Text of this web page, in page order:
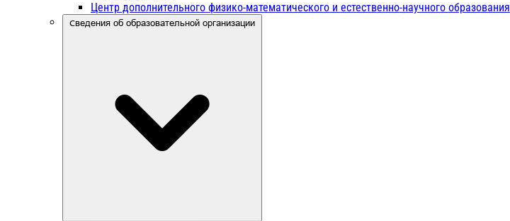
Центр дополнительного физико-математического и естественно-научного образования
Сведения об образовательной организации